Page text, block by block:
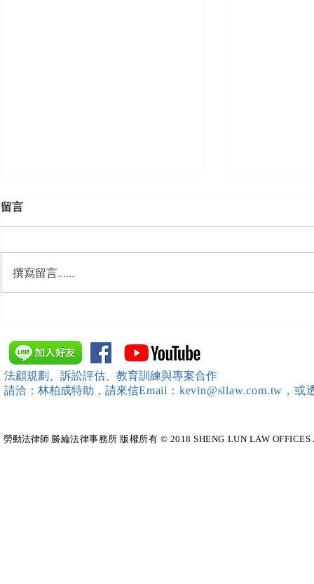
中、南等地辦理（職場霸凌防
治教育訓練）課程 邀請本所律
師團隊擔任講師，課程圓滿完
成~*
留言
撰寫留言......
法顧規劃、訴訟評估、教育訓練與專案合作
請洽：林柏成特助 ，請來信Email：kevin@sllaw.com.tw，
勞動法律師​ 勝綸法律事務所 版權所有 © 2018 SHENG LUN LAW